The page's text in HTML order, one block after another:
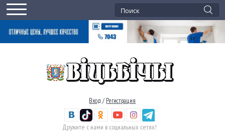
Вход / Регистрация
Дружите с нами в социальных сетях!